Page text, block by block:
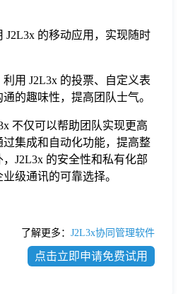
J2L3x 的移动应用，实现随时
利用 J2L3x 的投票、自定义表
的趣味性，提高团队士气。
不仅可以帮助团队实现更高
集成和自动化功能，提高整
J2L3x 的安全性和私有化部
级通讯的可靠选择。
了解更多： J2L3x协同管理软件
点击立即申请免费试用